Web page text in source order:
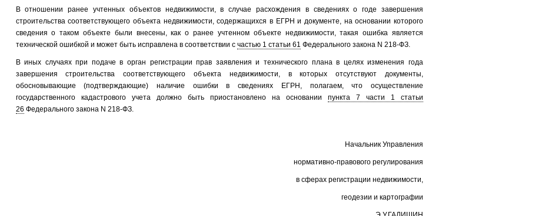
В отношении ранее учтенных объектов недвижимости, в случае расхождения в сведениях о годе завершения
строительства соответствующего объекта недвижимости, содержащихся в ЕГРН и документе, на основании которого
сведения о таком объекте были внесены, как о ранее учтенном объекте недвижимости, такая ошибка является
технической ошибкой и может быть исправлена в соответствии с частью 1 статьи 61 Федерального закона N 218-ФЗ.
В иных случаях при подаче в орган регистрации прав заявления и технического плана в целях изменения года
завершения строительства соответствующего объекта недвижимости, в которых отсутствуют документы,
обосновывающие (подтверждающие) наличие ошибки в сведениях ЕГРН, полагаем, что осуществление
государственного кадастрового учета должно быть приостановлено на основании пункта 7 части 1 статьи
26 Федерального закона N 218-ФЗ.
Начальник Управления
нормативно-правового регулирования
в сферах регистрации недвижимости,
геодезии и картографии